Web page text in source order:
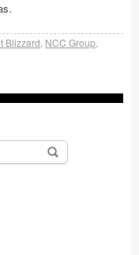
Blizzard NCC Group